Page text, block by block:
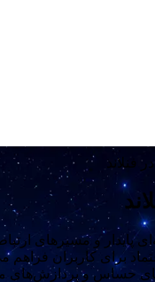
فنلاند
پایدار و مسیرهای
برای کاربران فراهم
حساس و پردازش‌های